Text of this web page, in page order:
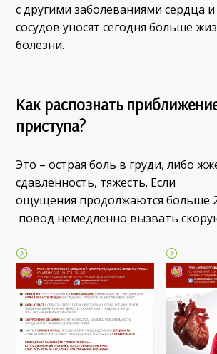
с другими заболеваниями сердца и
сосудов уносят сегодня больше
болезни.
Как распознать
приступа?
Это – острая боль в груди, либо
сдавленность, тяжесть. Если
ощущения продолжаются больше
повод немедленно вызвать